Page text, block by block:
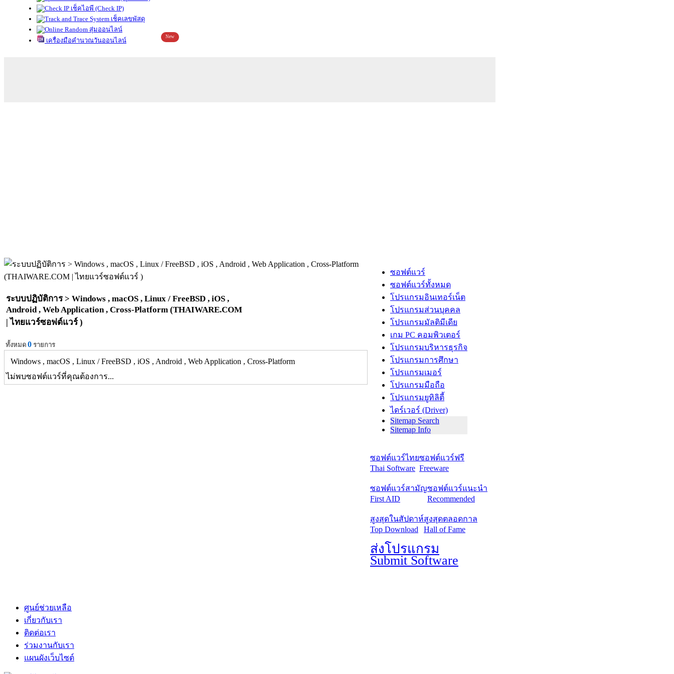
เช็คไอพี (Check IP)
เช็คเลขพัสดุ
สุ่มออนไลน์
เครื่องมือคำนวณวันออนไลน์
New
ระบบปฏิบัติการ > Windows , macOS , Linux / FreeBSD , iOS ,
Android , Web Application , Cross-Platform (THAIWARE.COM
| ไทยแวร์ซอฟต์แวร์ )
ทั้งหมด 0 รายการ
Windows , macOS , Linux / FreeBSD , iOS , Android , Web Application , Cross-Platform
ไม่พบซอฟต์แวร์ที่คุณต้องการ...
ซอฟต์แวร์
ซอฟต์แวร์ทั้งหมด
โปรแกรมอินเทอร์เน็ต
โปรแกรมส่วนบุคคล
โปรแกรมมัลติมีเดีย
เกม PC คอมพิวเตอร์
โปรแกรมบริหารธุรกิจ
โปรแกรมการศึกษา
โปรแกรมเมอร์
โปรแกรมมือถือ
โปรแกรมยูทิลิตี้
ไดร์เวอร์ (Driver)
Sitemap Search
Sitemap Info
ซอฟต์แวร์ไทย
Thai Software
ซอฟต์แวร์ฟรี
Freeware
ซอฟต์แวร์สามัญ
First AID
ซอฟต์แวร์แนะนำ
Recommended
สูงสุดในสัปดาห์
Top Download
สูงสุดตลอดกาล
Hall of Fame
ส่งโปรแกรม
Submit Software
ศูนย์ช่วยเหลือ
เกี่ยวกับเรา
ติดต่อเรา
ร่วมงานกับเรา
แผนผังเว็บไซต์